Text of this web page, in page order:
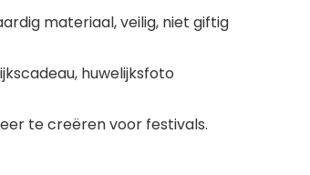
materiaal, veilig, niet giftig
huwelijksfoto
te creëren voor festivals.